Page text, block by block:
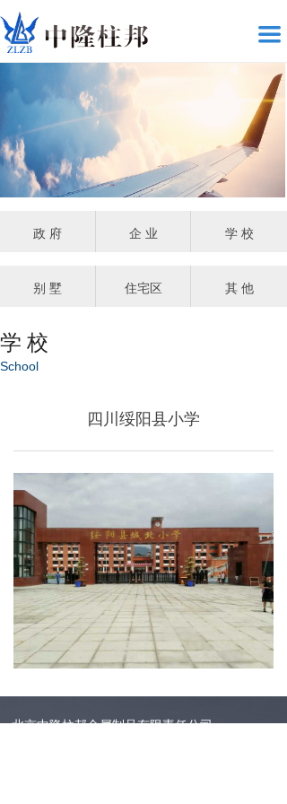
끀
四川绥阳县小学
政 府 企 业 学 校
学 校
School
别 墅 住宅区 其 他
北京中隆柱邦金属制品有限责任公司